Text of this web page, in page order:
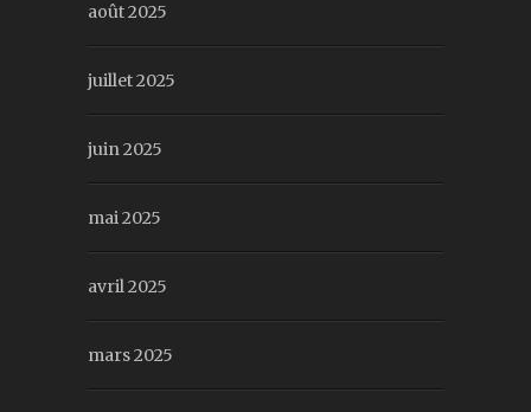
août 2025
juillet 2025
juin 2025
mai 2025
avril 2025
mars 2025